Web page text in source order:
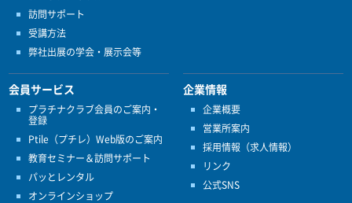
訪問サポート
受講方法
弊社出展の学会・展示会等
会員サービス
プラチナクラブ会員のご案内・
登録
Ptile（プチレ）Web版のご案内
教育セミナー＆訪問サポート
パッとレンタル
オンラインショップ
企業情報
企業概要
営業所案内
採用情報（求人情報）
リンク
公式SNS